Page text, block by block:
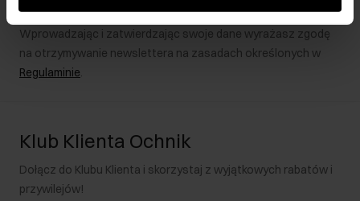
Wprowadzając i zatwierdzając swoje dane wyrażasz zgodę
na otrzymywanie newslettera na zasadach określonych w
Regulaminie.
Klub Klienta Ochnik
Dołącz do Klubu Klienta i skorzystaj z wyjątkowych rabatów i
przywilejów!